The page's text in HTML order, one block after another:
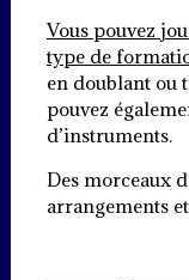
Vous pouvez
type de
en doublant ou
pouvez
d’instruments.
Des morceaux
arrangements